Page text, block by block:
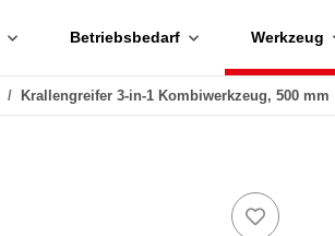
Betriebsbedarf Werkzeug
Krallengreifer 3-in-1 Kombiwerkzeug, 500 mm